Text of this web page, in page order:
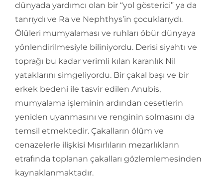
dünyada yardımcı olan bir “yol gösterici” ya da
tanrıydı ve Ra ve Nephthys’in çocuklarıydı.
Ölüleri mumyalaması ve ruhları öbür dünyaya
yönlendirilmesiyle biliniyordu. Derisi siyahtı ve
toprağı bu kadar verimli kılan karanlık Nil
yataklarını simgeliyordu. Bir çakal başı ve bir
erkek bedeni ile tasvir edilen Anubis,
mumyalama işleminin ardından cesetlerin
yeniden uyanmasını ve renginin solmasını da
temsil etmektedir. Çakalların ölüm ve
cenazelerle ilişkisi Mısırlıların mezarlıkların
etrafında toplanan çakalları gözlemlemesinden
kaynaklanmaktadır.